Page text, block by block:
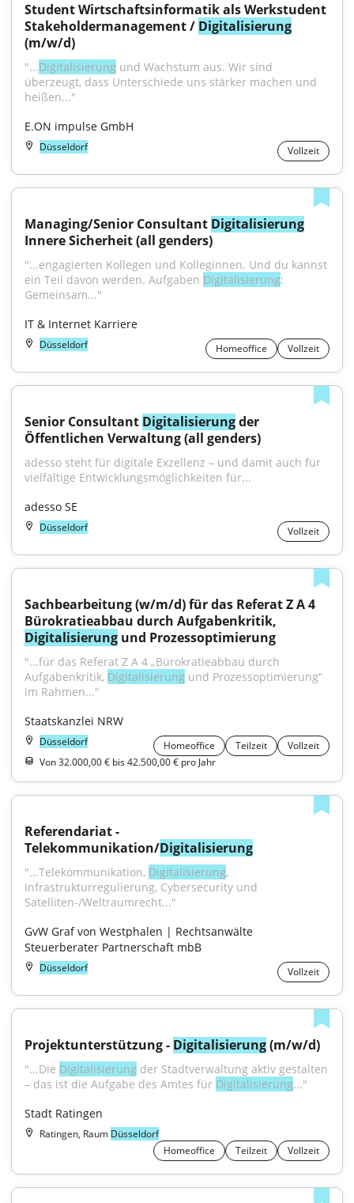
Student Wirtschaftsinformatik als Werkstudent
Stakeholdermanagement / Digitalisierung
(m/w/d)
"...Digitalisierung und Wachstum aus. Wir sind
überzeugt, dass Unterschiede uns stärker machen und
heißen..."
E.ON impulse GmbH
Düsseldorf Vollzeit
Managing/Senior Consultant Digitalisierung
Innere Sicherheit (all genders)
"...engagierten Kollegen und Kolleginnen. Und du kannst
ein Teil davon werden. Aufgaben Digitalisierung:
Gemeinsam..."
IT & Internet Karriere
Düsseldorf Homeoffice Vollzeit
Senior Consultant Digitalisierung der
Öffentlichen Verwaltung (all genders)
adesso steht für digitale Exzellenz – und damit auch für
vielfältige Entwicklungsmöglichkeiten für...
adesso SE
Düsseldorf Vollzeit
Sachbearbeitung (w/m/d) für das Referat Z A 4
Digitalisierung und Prozessoptimierung
"...für das Referat Z A 4 „Bürokratieabbau durch
Aufgabenkritik, Digitalisierung und Prozessoptimierung“
im Rahmen..."
Staatskanzlei NRW
Düsseldorf Homeoffice Teilzeit
Vollzeit
Von 32.000,00 € bis 42.500,00 € pro Jahr
Referendariat -
Telekommunikation/Digitalisierung
"...Telekommunikation, Digitalisierung,
Infrastrukturregulierung, Cybersecurity und
Satelliten-/Weltraumrecht..."
GvW Graf von Westphalen | Rechtsanwälte
Steuerberater Partnerschaft mbB
Düsseldorf Vollzeit
Projektunterstützung - Digitalisierung (m/w/d)
"...Die Digitalisierung der Stadtverwaltung aktiv gestalten
– das ist die Aufgabe des Amtes für Digitalisierung..."
Stadt Ratingen
Ratingen, Raum Düsseldorf
Homeoffice
Teilzeit Vollzeit